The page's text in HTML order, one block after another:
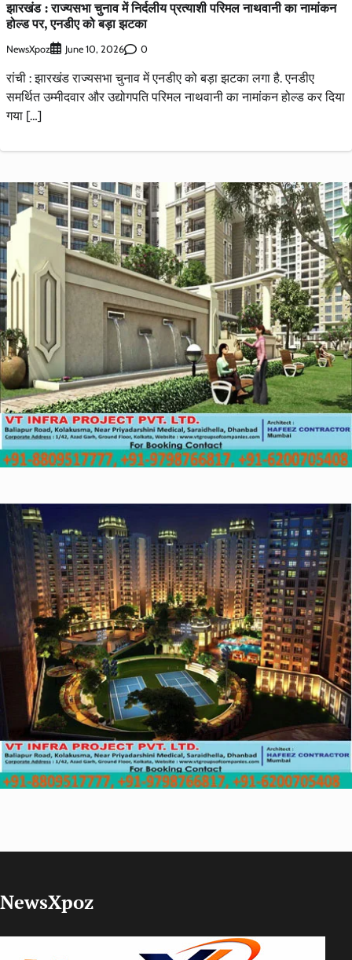
झारखंड : राज्यसभा चुनाव में निर्दलीय प्रत्याशी परिमल नाथवानी का नामांकन
होल्ड पर, एनडीए को बड़ा झटका
NewsXpoz June 10, 2026 0
रांची : झारखंड राज्यसभा चुनाव में एनडीए को बड़ा झटका लगा है. एनडीए
समर्थित उम्मीदवार और उद्योगपति परिमल नाथवानी का नामांकन होल्ड कर दिया
गया […]
NewsXpoz